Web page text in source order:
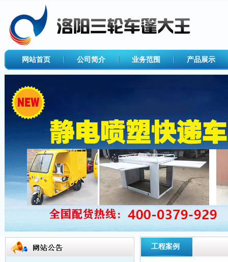
网站首页 公司简介 业务范围 产品展示
工程案例